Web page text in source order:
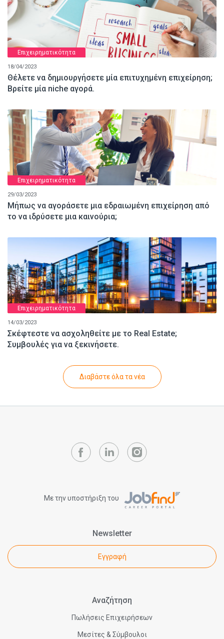
Επιχειρηματικότητα
18/04/2023
Θέλετε να δημιουργήσετε μία επιτυχημένη επιχείρηση;
Βρείτε μία niche αγορά.
Επιχειρηματικότητα
29/03/2023
Μήπως να αγοράσετε μια εδραιωμένη επιχείρηση από
το να ιδρύσετε μια καινούρια;
Επιχειρηματικότητα
14/03/2023
Σκέφτεστε να ασχοληθείτε με το Real Estate;
Συμβουλές για να ξεκινήσετε.
Διαβάστε όλα τα νέα
Με την υποστήριξη του
Newsletter
Εγγραφή
Αναζήτηση
Πωλήσεις Επιχειρήσεων
Μεσίτες & Σύμβουλοι